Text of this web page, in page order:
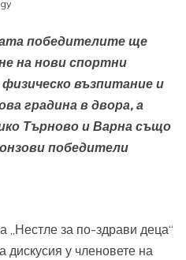
победителите ще
на нови спортни
възпитание и
градина в двора, а
Търново и Варна също
победители
„Нестле за по-здрави деца“
дискусия у членовете на